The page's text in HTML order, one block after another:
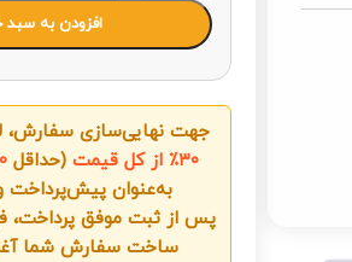
افزودن به سبد
جهت نهایی‌سازی سفارش،
۳۰٪ از کل قیمت
(حداقل
به‌عنوان پیش‌پرداخت
پس از ثبت موفق پرداخت،
ساخت سفارش شما